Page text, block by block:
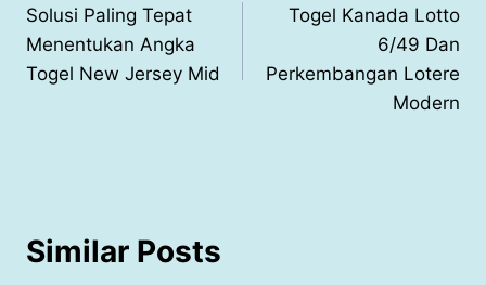
navigation
Solusi Paling Tepat
Menentukan Angka
Togel New Jersey Mid
Togel Kanada Lotto
6/49 Dan
Perkembangan Lotere
Modern
Similar Posts